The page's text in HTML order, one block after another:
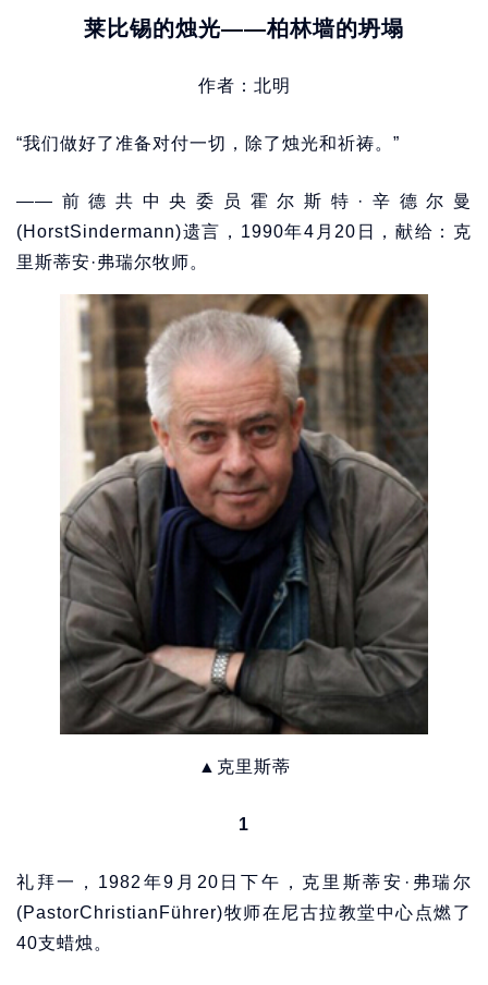
莱比锡的烛光——柏林墙的坍塌
作者：北明
“我们做好了准备对付一切，除了烛光和祈祷。”
——前德共中央委员霍尔斯特·辛德尔曼
(HorstSindermann)遗言，1990年4月20日，献给：克
里斯蒂安·弗瑞尔牧师。
▲克里斯蒂
1
礼拜一，1982年9月20日下午，克里斯蒂安·弗瑞尔
(PastorChristianFührer)牧师在尼古拉教堂中心点燃了
40支蜡烛。